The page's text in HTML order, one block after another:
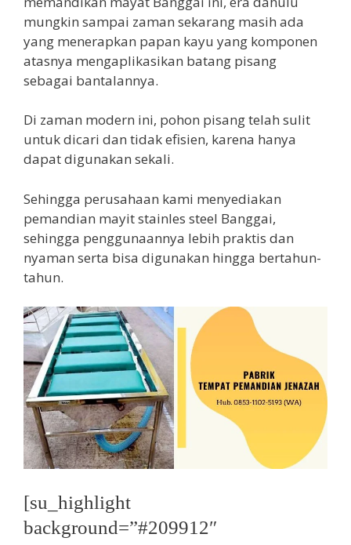
mungkin sampai zaman sekarang masih ada
yang menerapkan papan kayu yang komponen
atasnya mengaplikasikan batang pisang
sebagai bantalannya.
Di zaman modern ini, pohon pisang telah sulit
untuk dicari dan tidak efisien, karena hanya
dapat digunakan sekali.
Sehingga perusahaan kami menyediakan
pemandian mayit stainles steel Banggai,
sehingga penggunaannya lebih praktis dan
nyaman serta bisa digunakan hingga bertahun-
tahun.
[su_highlight
background=”#209912″